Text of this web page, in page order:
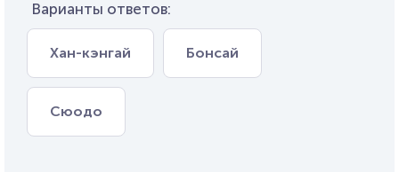
Варианты ответов:
Хан-кэнгай Бонсай
Сюодо